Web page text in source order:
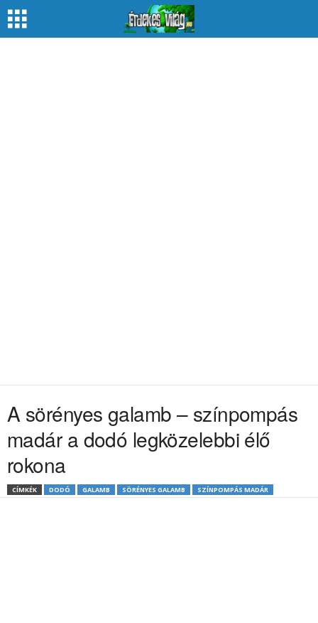
A sörényes galamb – színpompás
madár a dodó legközelebbi élő
rokona
CÍMKÉK DODÓ GALAMB SÖRÉNYES GALAMB SZÍNPOMPÁS MADÁR